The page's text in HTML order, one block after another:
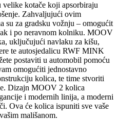
kotače koji apsorbiraju
Zahvaljujući ovim
su za gradsku vožnju – omogućit
i po neravnom kolniku. MOOV
uključujući navlaku za kišu,
te autosjedalicu RWF MINK
postaviti u automobil pomoću
omogućiti jednostavno
kolica, te time stvoriti
Dizajn MOOV 2 kolica
i modernih linija, a moderni
Ova će kolica ispuniti sve vaše
mališanom.